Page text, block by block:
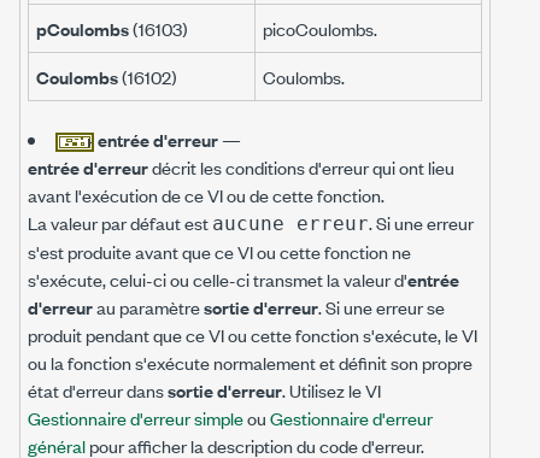
pCoulombs(16103)
picoCoulombs.
Coulombs(16102) Coulombs.
entrée d'erreur—
entrée d'erreurdécrit les conditions d'erreur qui ont lieu
avant l'exécution de ce VI ou de cette fonction.
La valeur par défaut est aucune erreur. Si une erreur
s'est produite avant que ce VI ou cette fonction ne
s'exécute, celui-ci ou celle-ci transmet la valeur d'entrée
d'erreurau paramètresortie d'erreur. Si une erreur se
produit pendant que ce VI ou cette fonction s'exécute, le VI
ou la fonction s'exécute normalement et définit son propre
état d'erreur danssortie d'erreur. Utilisez le VI
Gestionnaire d'erreur simpleouGestionnaire d'erreur
généralpour afficher la description du code d'erreur.